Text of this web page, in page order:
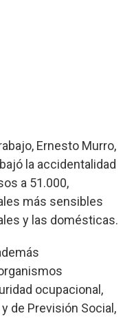
Ernesto Murro,
la accidentalidad
a 51.000,
más sensibles
y las domésticas.
ocupacional,
de Previsión Social,